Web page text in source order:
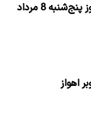
قیمت طلا، سکه و ارز امروز پنج‌شنبه 8 مرداد
اهواز